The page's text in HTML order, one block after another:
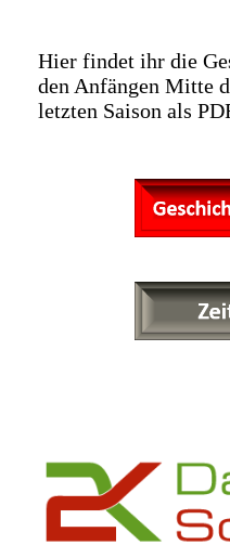
Hier findet ihr die
den Anfängen Mitte
letzten Saison als